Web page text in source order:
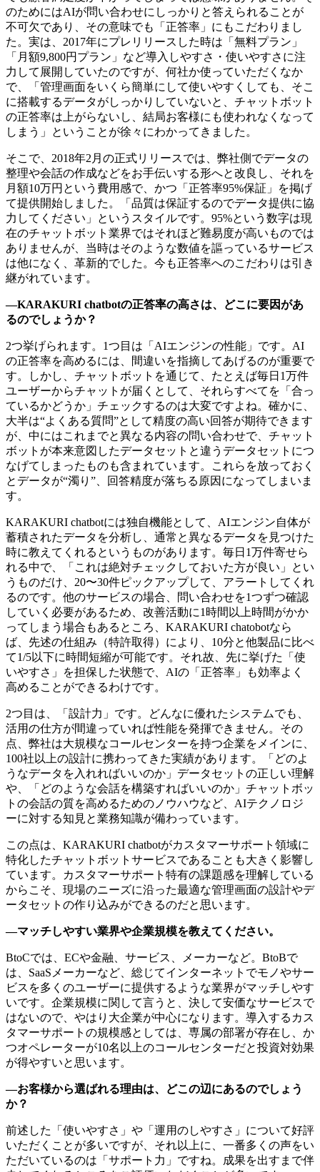
のためにはAIが問い合わせにしっかりと答えられることが
不可欠であり、その意味でも「正答率」にもこだわりまし
た。実は、2017年にプレリリースした時は「無料プラン」
「月額9,800円プラン」など導入しやすさ・使いやすさに注
力して展開していたのですが、何社か使っていただくなか
で、「管理画面をいくら簡単にして使いやすくしても、そこ
に搭載するデータがしっかりしていないと、チャットボット
の正答率は上がらないし、結局お客様にも使われなくなって
しまう」ということが徐々にわかってきました。
そこで、2018年2月の正式リリースでは、弊社側でデータの
整理や会話の作成などをお手伝いする形へと改良し、それを
月額10万円という費用感で、かつ「正答率95%保証」を掲げ
て提供開始しました。「品質は保証するのでデータ提供に協
力してください」というスタイルです。95%という数字は現
在のチャットボット業界ではそれほど難易度が高いものでは
ありませんが、当時はそのような数値を謳っているサービス
は他になく、革新的でした。今も正答率へのこだわりは引き
継がれています。
―KARAKURI chatbotの正答率の高さは、どこに要因があ
るのでしょうか？
2つ挙げられます。1つ目は「AIエンジンの性能」です。AI
の正答率を高めるには、間違いを指摘してあげるのが重要で
す。しかし、チャットボットを通じて、たとえば毎日1万件
ユーザーからチャットが届くとして、それらすべてを「合っ
ているかどうか」チェックするのは大変ですよね。確かに、
大半は“よくある質問”として精度の高い回答が期待できます
が、中にはこれまでと異なる内容の問い合わせで、チャット
ボットが本来意図したデータセットと違うデータセットにつ
なげてしまったものも含まれています。これらを放っておく
とデータが“濁り”、回答精度が落ちる原因になってしまいま
す。
KARAKURI chatbotには独自機能として、AIエンジン自体が
蓄積されたデータを分析し、通常と異なるデータを見つけた
時に教えてくれるというものがあります。毎日1万件寄せら
れる中で、「これは絶対チェックしておいた方が良い」とい
うものだけ、20〜30件ピックアップして、アラートしてくれ
るのです。他のサービスの場合、問い合わせを1つずつ確認
していく必要があるため、改善活動に1時間以上時間がかか
ってしまう場合もあるところ、KARAKURI chatobotなら
ば、先述の仕組み（特許取得）により、10分と他製品に比べ
て1/5以下に時間短縮が可能です。それ故、先に挙げた「使
いやすさ」を担保した状態で、AIの「正答率」も効率よく
高めることができるわけです。
2つ目は、「設計力」です。どんなに優れたシステムでも、
活用の仕方が間違っていれば性能を発揮できません。その
点、弊社は大規模なコールセンターを持つ企業をメインに、
100社以上の設計に携わってきた実績があります。「どのよ
うなデータを入れればいいのか」データセットの正しい理解
や、「どのような会話を構築すればいいのか」チャットボッ
トの会話の質を高めるためのノウハウなど、AIテクノロジ
ーに対する知見と業務知識が備わっています。
この点は、KARAKURI chatbotがカスタマーサポート領域に
特化したチャットボットサービスであることも大きく影響し
ています。カスタマーサポート特有の課題感を理解している
からこそ、現場のニーズに沿った最適な管理画面の設計やデ
ータセットの作り込みができるのだと思います。
—マッチしやすい業界や企業規模を教えてください。
BtoCでは、ECや金融、サービス、メーカーなど。BtoBで
は、SaaSメーカーなど、総じてインターネットでモノやサー
ビスを多くのユーザーに提供するような業界がマッチしやす
いです。企業規模に関して言うと、決して安価なサービスで
はないので、やはり大企業が中心になります。導入するカス
タマーサポートの規模感としては、専属の部署が存在し、か
つオペレーターが10名以上のコールセンターだと投資対効果
が得やすいと思います。
—お客様から選ばれる理由は、どこの辺にあるのでしょう
か？
前述した「使いやすさ」や「運用のしやすさ」について好評
いただくことが多いですが、それ以上に、一番多くの声をい
ただいているのは「サポート力」ですね。成果を出すまで伴